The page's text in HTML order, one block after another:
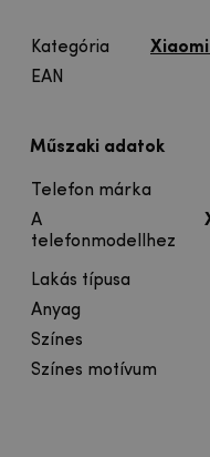
Kategória
EAN
Műszaki adatok
Telefon márka
A
telefonmodellhez
Lakás típusa
Anyag
Színes
Színes motívum